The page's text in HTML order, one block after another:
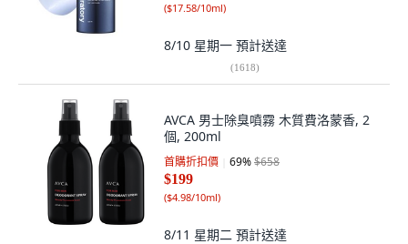
($17.58/10ml)
8/10 星期一 預計送達
(1618)
AVCA 男士除臭噴霧 木質費洛蒙香, 2
個, 200ml
首購折扣價 69%$658
$199
($4.98/10ml)
8/11 星期二 預計送達